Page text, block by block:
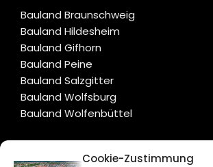
Cookie-Zustimmung
Bauland Braunschweig
Bauland Hildesheim
Bauland Gifhorn
Bauland Peine
Bauland Salzgitter
Bauland Wolfsburg
Bauland Wolfenbüttel
CITYLIFE!